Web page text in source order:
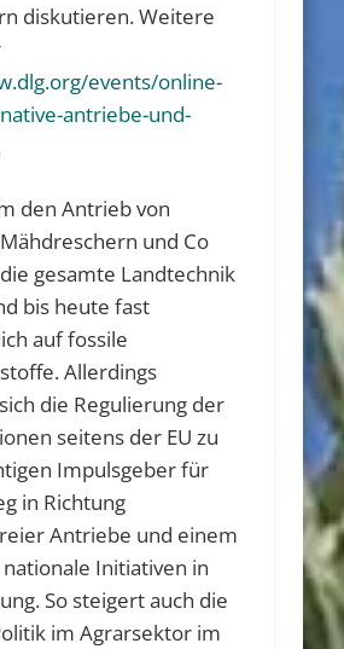
diskutieren. Weitere
events/online-
antriebe-und-
den Antrieb von
und Co
gesamte Landtechnik
bis heute fast
auf fossile
Allerdings
die Regulierung der
seitens der EU zu
Impulsgeber für
in Richtung
Antriebe und einem
Initiativen in
So steigert auch die
im Agrarsektor im